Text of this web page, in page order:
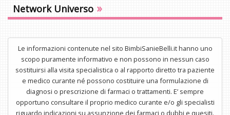
Network Universo »
Le informazioni contenute nel sito BimbiSanieBelli.it hanno uno
scopo puramente informativo e non possono in nessun caso
sostituirsi alla visita specialistica o al rapporto diretto tra paziente
e medico curante né possono costituire una formulazione di
diagnosi o prescrizione di farmaci o trattamenti. E’ sempre
opportuno consultare il proprio medico curante e/o gli specialisti
riguardo indicazioni su assunzione dei farmaci o dubbi e quesiti.